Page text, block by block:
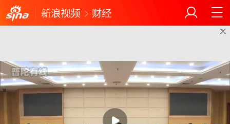
新浪视频 财经